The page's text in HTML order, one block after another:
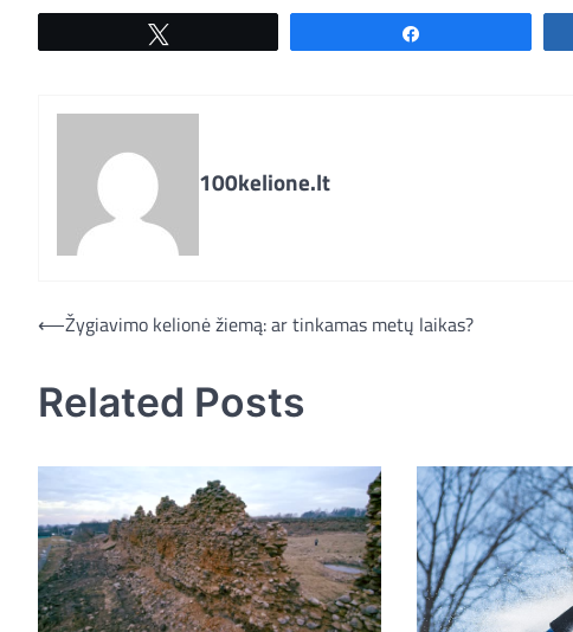
100kelione.lt
Navigacija
įrašų
⟵Žygiavimo kelionė žiemą: ar tinkamas metų laikas?
Related Posts